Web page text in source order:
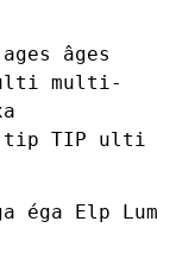
ages âges
multi-
tip TIP ulti
éga Elp
Lum